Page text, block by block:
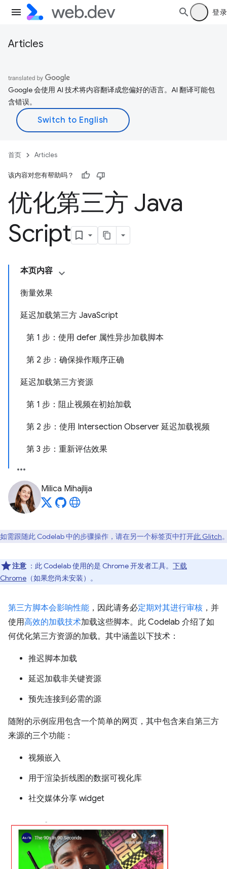
登录
Articles
Google 会使用 AI 技术将内容翻译成您偏好的语言。AI 翻译可能包
含错误。
首页 Articles
该内容对您有帮助吗？
优化第三方 Java
Script
本页内容
衡量效果
延迟加载第三方 JavaScript
第 1 步：使用 defer 属性异步加载脚本
第 2 步：确保操作顺序正确
延迟加载第三方资源
第 1 步：阻止视频在初始加载
第 2 步：使用 Intersection Observer 延迟加载视频
第 3 步：重新评估效果
Milica Mihajlija
如需跟随此 Codelab 中的步骤操作，请在另一个标签页中打开此 Glitch
注意 ：此 Codelab 使用的是 Chrome 开发者工具。 下载
Chrome （如果您尚未安装）。
第三方脚本会影响性能 ，因此请务必定期对其进行审核 ，并
使用高效的加载技术加载这些脚本。此 Codelab 介绍了如
何优化第三方资源的加载。其中涵盖以下技术：
推迟脚本加载
延迟加载非关键资源
预先连接到必需的源
随附的示例应用包含一个简单的网页，其中包含来自第三方
来源的三个功能：
视频嵌入
用于渲染折线图的数据可视化库
社交媒体分享 widget